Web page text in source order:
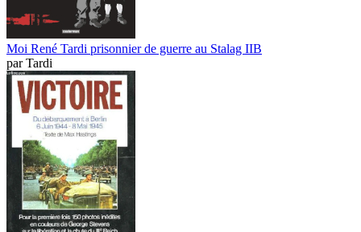
Moi René Tardi prisonnier de guerre au Stalag IIB
parTardi